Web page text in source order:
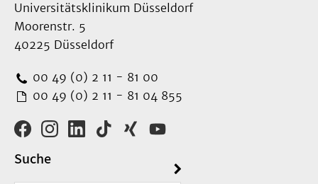
Universitätsklinikum Düsseldorf
Moorenstr. 5
40225 Düsseldorf
00 49 (0) 2 11 - 81 00
00 49 (0) 2 11 - 81 04 855
Suche